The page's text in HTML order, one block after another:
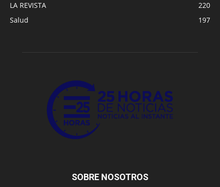
LA REVISTA
220
Salud
197
SOBRE NOSOTROS